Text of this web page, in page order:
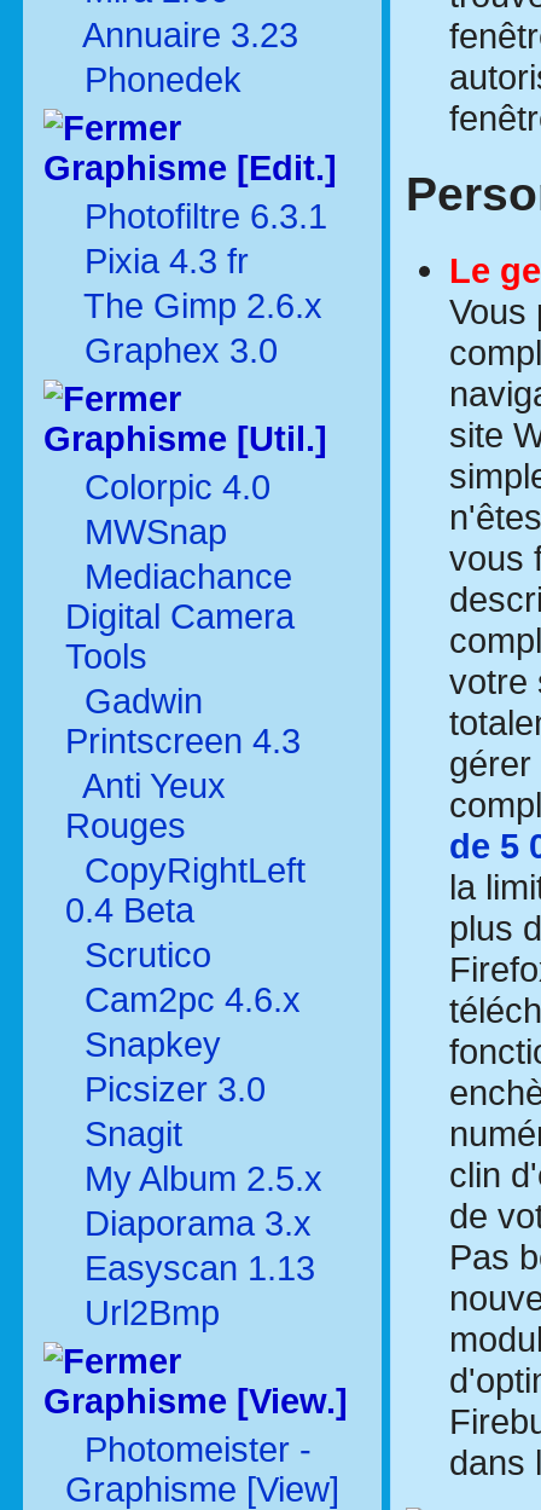
Annuaire 3.23
Phonedek
Graphisme [Edit.]
Photofiltre 6.3.1
Pixia 4.3 fr
The Gimp 2.6.x
Graphex 3.0
Graphisme [Util.]
Colorpic 4.0
MWSnap
Mediachance
Digital Camera
Tools
Gadwin
Printscreen 4.3
Anti Yeux
Rouges
CopyRightLeft
0.4 Beta
Scrutico
Cam2pc 4.6.x
Snapkey
Picsizer 3.0
Snagit
My Album 2.5.x
Diaporama 3.x
Easyscan 1.13
Url2Bmp
Graphisme [View.]
Photomeister -
Graphisme [View]
Le
Vous
site
vous
votre
gérer
de 5
la
plus
clin
de
Pas
dans